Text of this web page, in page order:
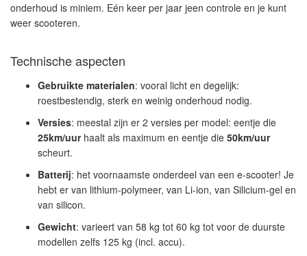
onderhoud is miniem. Eén keer per jaar jeen controle en je kunt
weer scooteren.
Technische aspecten
Gebruikte materialen: vooral licht en degelijk:
roestbestendig, sterk en weinig onderhoud nodig.
Versies: meestal zijn er 2 versies per model: eentje die
25km/uurhaalt als maximum en eentje die 50km/uur
scheurt.
Batterij: het voornaamste onderdeel van een e-scooter! Je
hebt er van lithium-polymeer, van Li-ion, van Silicium-gel en
van silicon.
Gewicht: varieert van 58 kg tot 60 kg tot voor de duurste
modellen zelfs 125 kg (incl. accu).